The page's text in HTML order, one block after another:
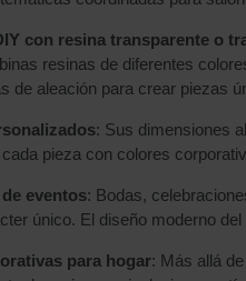
con resina transparente o
resinas de diferentes
de aleación para crear piezas
: Sus dimensiones
pieza con colores
eventos: Bodas,
único. El diseño moderno
para hogar: Más allá